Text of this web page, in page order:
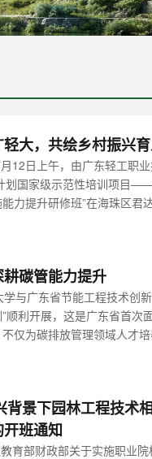
大，共绘乡村振兴
12日上午，由广东轻工职
划国家级示范性培训项目
力提升研修班”在海珠区君
碳管能力提升
与广东省节能工程技术创
顺利开展，这是广东省首次
仅为碳排放管理领域人才
背景下园林工程技术
班通知
部财政部关于实施职业院